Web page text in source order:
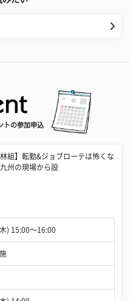
トの参加申込
林組】転勤&ジョブローテは怖くな
州の現場から設
) 15:00〜16:00